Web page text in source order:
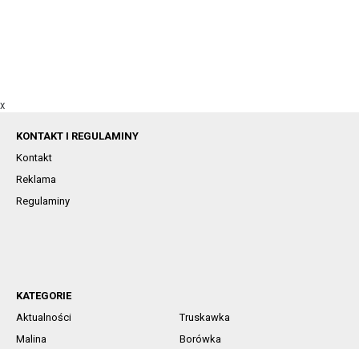
X
KONTAKT I REGULAMINY
Kontakt
Reklama
Regulaminy
KATEGORIE
Aktualności
Truskawka
Malina
Borówka